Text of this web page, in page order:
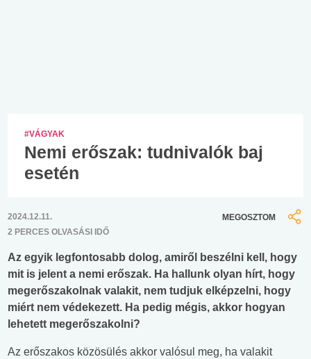
#VÁGYAK
Nemi erőszak: tudnivalók baj
esetén
2024.12.11.
2 PERCES OLVASÁSI IDŐ
MEGOSZTOM
Az egyik legfontosabb dolog, amiről beszélni kell, hogy
mit is jelent a nemi erőszak. Ha hallunk olyan hírt, hogy
megerőszakolnak valakit, nem tudjuk elképzelni, hogy
miért nem védekezett. Ha pedig mégis, akkor hogyan
lehetett megerőszakolni?
Az erőszakos közösülés akkor valósul meg, ha valakit